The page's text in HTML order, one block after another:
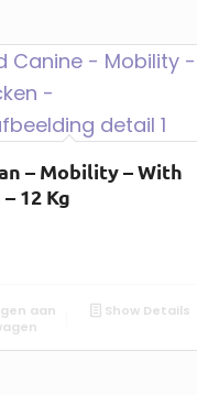
– Mobility – With
12 Kg
aan
Show Details